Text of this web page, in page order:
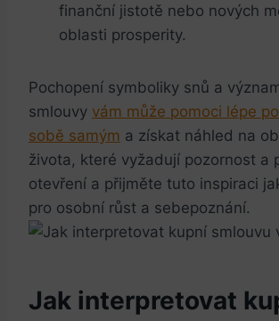
finanční jistotě nebo nových
oblasti prosperity.
Pochopení symboliky snů a
smlouvy vám může pomoci lépe
sobě samým a získat náhled na
života, které vyžadují pozornost a
otevření a přijměte tuto inspiraci
pro osobní růst a sebepoznání.
Jak interpretovat